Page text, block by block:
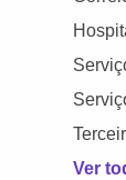
Ver